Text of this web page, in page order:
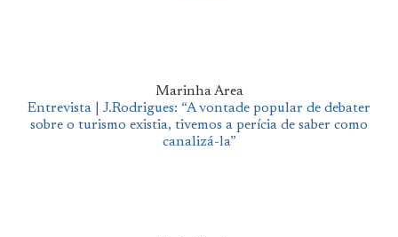
Marinha Area
Entrevista | J.Rodrigues: “A vontade popular de debater
sobre o turismo existia, tivemos a perícia de saber como
canalizá-la”